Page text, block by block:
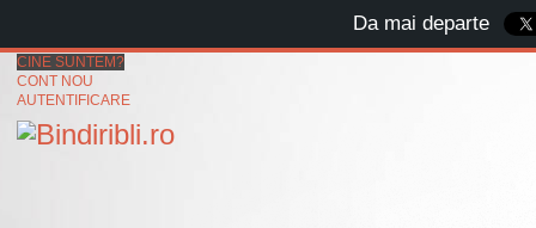
CINE SUNTEM?
CONT NOU
AUTENTIFICARE
Da mai departe